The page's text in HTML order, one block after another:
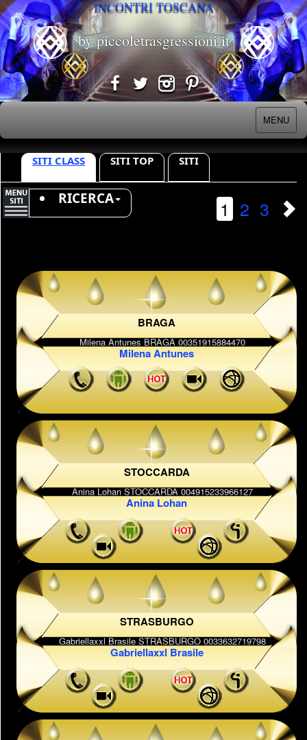
INCONTRI TOSCANA
by piccoletrasgressioni.it
MENU
SITI CLASS SITI TOP SITI
RICERCA 1 2 3
BRAGA
Milena Antunes
STOCCARDA
Anina Lohan
STRASBURGO
Gabriellaxxl Brasile